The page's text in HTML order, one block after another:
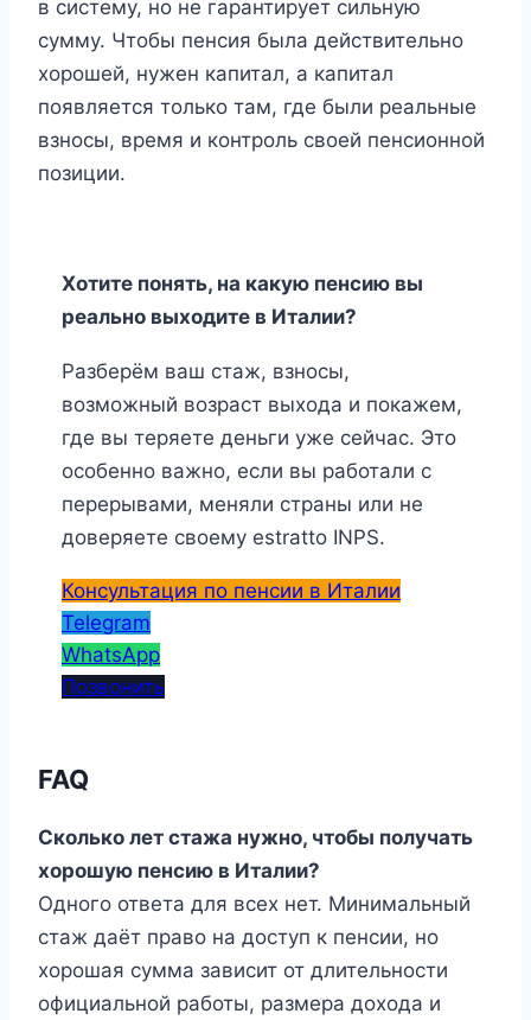
в систему, но не гарантирует сильную
сумму. Чтобы пенсия была действительно
хорошей, нужен капитал, а капитал
появляется только там, где были реальные
взносы, время и контроль своей пенсионной
позиции.
Хотите понять, на какую пенсию вы
реально выходите в Италии?
Разберём ваш стаж, взносы,
возможный возраст выхода и покажем,
где вы теряете деньги уже сейчас. Это
особенно важно, если вы работали с
перерывами, меняли страны или не
доверяете своему estratto INPS.
Консультация по пенсии в Италии
Telegram
WhatsApp
Позвонить
FAQ
Сколько лет стажа нужно, чтобы получать
хорошую пенсию в Италии?
Одного ответа для всех нет. Минимальный
стаж даёт право на доступ к пенсии, но
хорошая сумма зависит от длительности
официальной работы, размера дохода и